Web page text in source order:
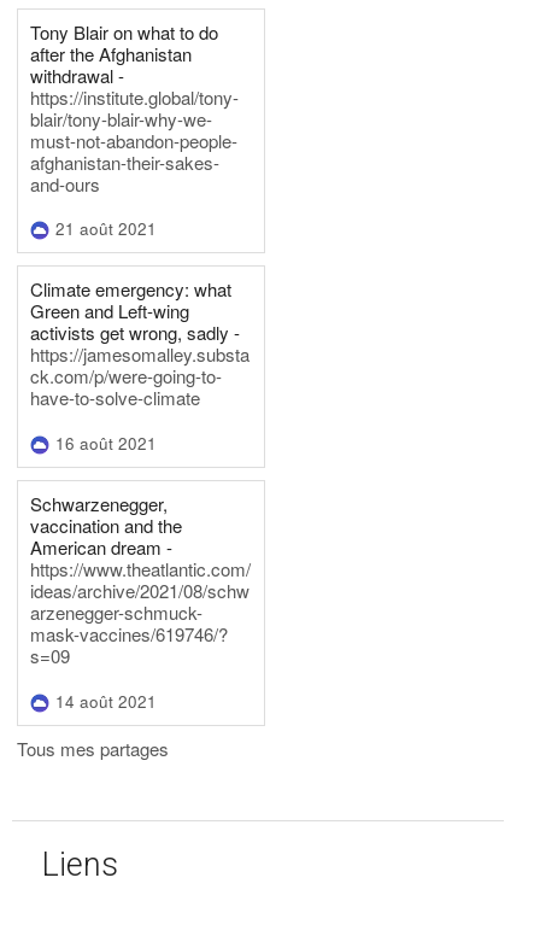
Tony Blair on what to do
after the Afghanistan
withdrawal -
https://institute.global/tony-
blair/tony-blair-why-we-
must-not-abandon-people-
afghanistan-their-sakes-
and-ours
21 août 2021
Climate emergency: what
Green and Left-wing
activists get wrong, sadly -
https://jamesomalley.substa
ck.com/p/were-going-to-
have-to-solve-climate
16 août 2021
Schwarzenegger,
vaccination and the
American dream -
https://www.theatlantic.com/
ideas/archive/2021/08/schw
arzenegger-schmuck-
mask-vaccines/619746/?
s=09
14 août 2021
Tous mes partages
Liens